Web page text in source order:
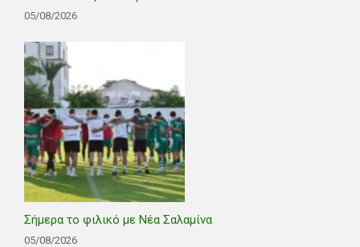
05/08/2026
Σήμερα το φιλικό με Νέα Σαλαμίνα
05/08/2026